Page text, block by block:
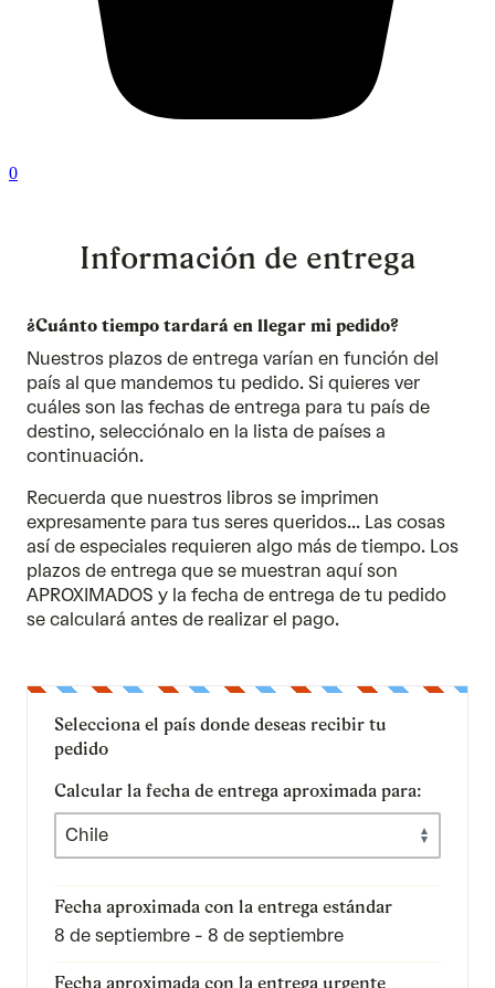
0
Información de entrega
¿Cuánto tiempo tardará en llegar mi pedido?
Nuestros plazos de entrega varían en función del
país al que mandemos tu pedido. Si quieres ver
cuáles son las fechas de entrega para tu país de
destino, selecciónalo en la lista de países a
continuación.
Recuerda que nuestros libros se imprimen
expresamente para tus seres queridos... Las cosas
así de especiales requieren algo más de tiempo. Los
plazos de entrega que se muestran aquí son
APROXIMADOS y la fecha de entrega de tu pedido
se calculará antes de realizar el pago.
Selecciona el país donde deseas recibir tu
pedido
Calcular la fecha de entrega aproximada para:
Fecha aproximada con la entrega estándar
8 de septiembre - 8 de septiembre
Fecha aproximada con la entrega urgente